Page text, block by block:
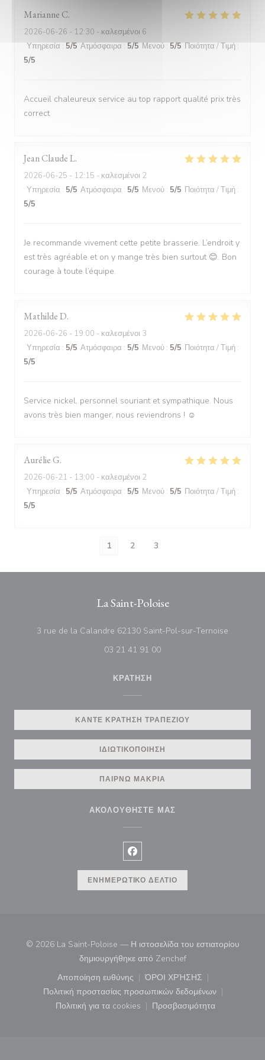
Marianne C
2026-06-26 - 12:30 - καλεσμένοι 6
Υπηρεσία:5/5 Ατμόσφαιρα:5/5 Μενού:5/5 Ποιότητα / Τιμή :
5/5
Accueil chaleureux service au top rapport qualité prix très
correct
Jean ClaudeL
2026-06-25 - 12:15 - καλεσμένοι 2
Υπηρεσία : 5/5 Ατμόσφαιρα : 5/5 Μενού : 5/5 Ποιότητα / Τιμή :
5/5
Je recommande vivement cette petite brasserie. L’endroit y
est très agréable et on y mange très bien surtout 😊. Bon
courage à toute l’équipe.
MathildeD
2026-06-26 - 19:00 - καλεσμένοι 3
Υπηρεσία : 5/5 Ατμόσφαιρα : 5/5 Μενού : 5/5 Ποιότητα / Τιμή :
5/5
Service nickel, personnel souriant et sympathique. Nous
avons très bien manger, nous reviendrons ! ☺️
AurélieG
2026-06-21 - 13:00 - καλεσμένοι 2
Υπηρεσία : 5/5 Ατμόσφαιρα : 5/5 Μενού : 5/5 Ποιότητα / Τιμή :
5/5
1 2 3
La Saint-Poloise
3 rue de la Calandre 62130 Saint-Pol-sur-Ternoise
03 21 41 91 00
ΚΡΆΤΗΣΗ
ΚΆΝΤΕ ΚΡΆΤΗΣΗ ΤΡΑΠΕΖΙΟΎ
ΙΔΙΩΤΙΚΟΠΟΊΗΣΗ
ΠΑΊΡΝΩ ΜΑΚΡΙΆ
ΑΚΟΛΟΥΘΉΣΤΕ ΜΑΣ
Facebook ((ανοίγει σε νέο
ΕΝΗΜΕΡΩΤΙΚΌ ΔΕΛΤΊΟ
© 2026 La Saint-Poloise — Η ιστοσελίδα του εστιατορίου
δημιουργήθηκε από Zenchef((ανοίγει σε νέο
Αποποίηση ευθύνης
((ανοίγει σε νέο παράθυρο))
ΌΡΟΙ ΧΡΉΣΗΣ
((ανοίγει σε νέο
Πολιτική προστασίας προσωπικών δεδομένων
((ανοίγει σε νέο παράθυρο))
Πολιτική για τα cookies
((ανοίγει σε νέο παράθυρο))
Προσβασιμότητα
((ανοίγει σε νέο